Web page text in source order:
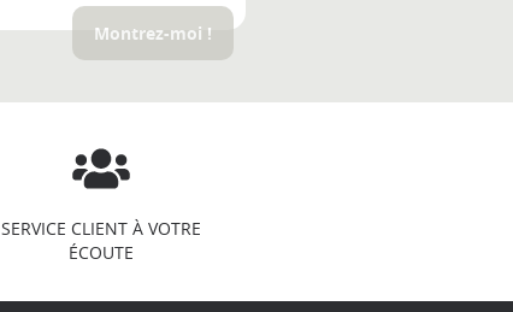
Montrez-moi !
SERVICE CLIENT À VOTRE
ÉCOUTE